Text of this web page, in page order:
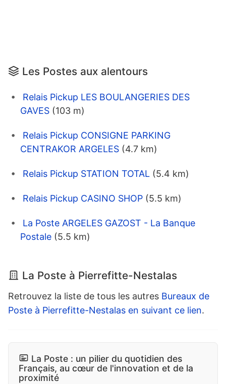
Les Postes aux alentours
Relais Pickup LES BOULANGERIES DES
GAVES (103 m)
Relais Pickup CONSIGNE PARKING
CENTRAKOR ARGELES (4.7 km)
Relais Pickup STATION TOTAL (5.4 km)
Relais Pickup CASINO SHOP (5.5 km)
La Poste ARGELES GAZOST - La Banque
Postale (5.5 km)
La Poste à Pierrefitte-Nestalas
Retrouvez la liste de tous les autres Bureaux de
Poste à Pierrefitte-Nestalas en suivant ce lien.
La Poste : un pilier du quotidien des
Français, au cœur de l'innovation et de la
proximité